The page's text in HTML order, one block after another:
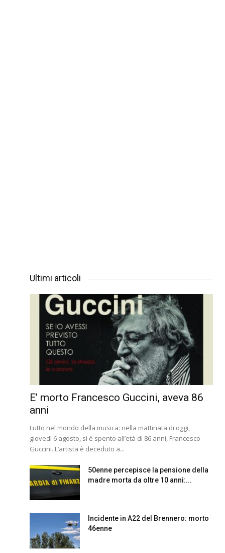
Ultimi articoli
E’ morto Francesco Guccini, aveva 86
anni
Lutto nel mondo della musica: nella mattinata di oggi,
giovedì 6 agosto, si è spento all’età di 86 anni, Francesco
Guccini. L’artista è deceduto a...
50enne percepisce la pensione della
madre morta da oltre 10 anni:...
Incidente in A22 del Brennero: morto
46enne